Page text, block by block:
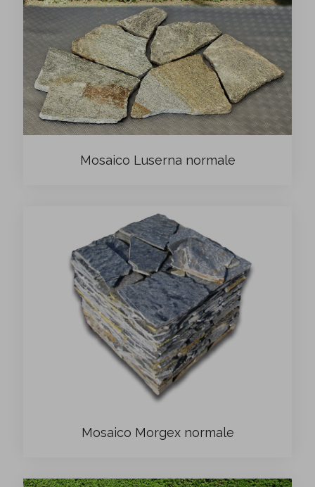
Mosaico Luserna normale
Mosaico Morgex normale